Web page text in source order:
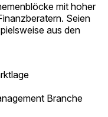
mit hoher
Seien
aus den
Branche